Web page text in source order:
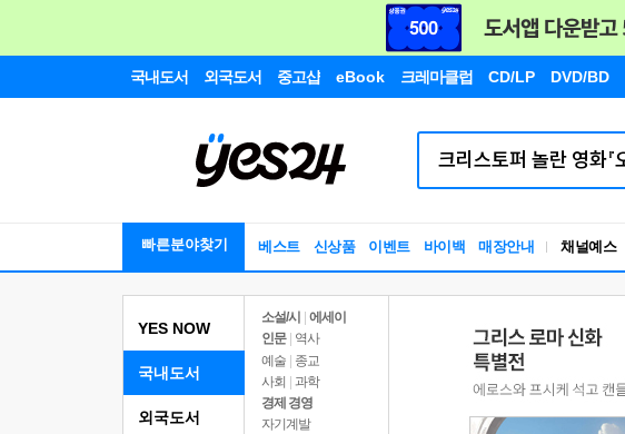
국내도서 외국도서 중고샵 eBook 크레마클럽 CD/LP DVD/BD
빠른분야찾기 베스트 신상품 이벤트 바이백 매장안내 채널예스
YES NOW
국내도서
소설/시
에세이
인문
역사
예술 | 종교
사회 | 과학
경제 경영
자기계발
외국도서